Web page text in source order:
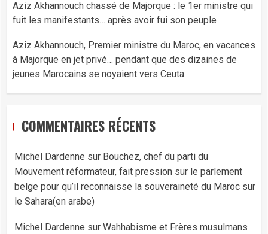
Aziz Akhannouch chassé de Majorque : le 1er ministre qui
fuit les manifestants… après avoir fui son peuple
Aziz Akhannouch, Premier ministre du Maroc, en vacances
à Majorque en jet privé… pendant que des dizaines de
jeunes Marocains se noyaient vers Ceuta.
COMMENTAIRES RÉCENTS
Michel Dardenne sur Bouchez, chef du parti du
Mouvement réformateur, fait pression sur le parlement
belge pour qu’il reconnaisse la souveraineté du Maroc sur
le Sahara(en arabe)
Michel Dardenne sur Wahhabisme et Frères musulmans